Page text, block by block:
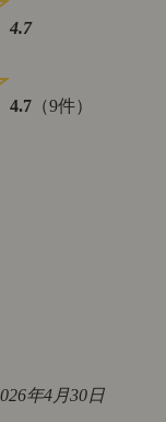
4.7
4.7 （9件）
年4月30日